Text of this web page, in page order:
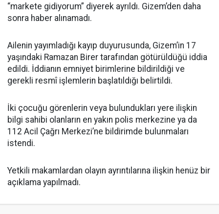
“markete gidiyorum” diyerek ayrıldı. Gizem’den daha
sonra haber alınamadı.
Ailenin yayımladığı kayıp duyurusunda, Gizem’in 17
yaşındaki Ramazan Birer tarafından götürüldüğü iddia
edildi. İddianın emniyet birimlerine bildirildiği ve
gerekli resmî işlemlerin başlatıldığı belirtildi.
İki çocuğu görenlerin veya bulundukları yere ilişkin
bilgi sahibi olanların en yakın polis merkezine ya da
112 Acil Çağrı Merkezi’ne bildirimde bulunmaları
istendi.
Yetkili makamlardan olayın ayrıntılarına ilişkin henüz bir
açıklama yapılmadı.